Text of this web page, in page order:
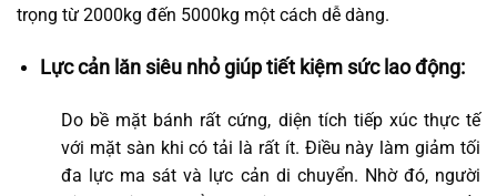
trọng từ 2000kg đến 5000kg một cách dễ dàng.
Lực cản lăn siêu nhỏ giúp tiết kiệm sức lao động:
Do bề mặt bánh rất cứng, diện tích tiếp xúc thực tế
với mặt sàn khi có tải là rất ít. Điều này làm giảm tối
đa lực ma sát và lực cản di chuyển. Nhờ đó, người